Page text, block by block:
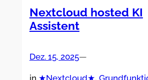
Nextcloud hosted KI
Assistent
Dez. 15, 2025—